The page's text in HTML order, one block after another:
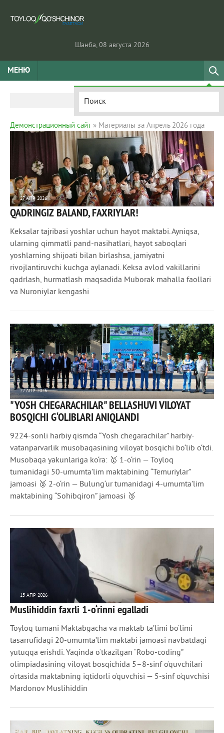
Шанба, 08 августа 2026
МЕНЮ
Демонстрационный сайт » Материалы за Апрель 2026 года
27 АПР 2026
266 0
QADRINGIZ BALAND, FAXRIYLAR!
Keksalar tajribasi yoshlar uchun hayot maktabi. Ayniqsa,
ularning qimmatli pand-nasihatlari, hayot saboqlari
yoshlarning shijoati bilan birlashsa, jamiyatni
rivojlantiruvchi kuchga aylanadi. Keksa avlod vakillarini
qadrlash, hurmatlash maqsadida Muborak mahalla faollari
va Nuroniylar kengashi
27 АПР 2026
272 0
"YOSH CHEGARACHILAR" BELLASHUVI VILOYAT
BOSQICHI G‘OLIBLARI ANIQLANDI
9224-sonli harbiy qismda “Yosh chegarachilar” harbiy-
vatanparvarlik musobaqasining viloyat bosqichi bo‘lib o‘tdi.
Musobaqa yakunlariga ko‘ra: 🥇 1-o‘rin — Toyloq
tumanidagi 50-umumta’lim maktabining “Temuriylar”
jamoasi 🥈 2-o‘rin — Bulung‘ur tumanidagi 4-umumta’lim
maktabining “Sohibqiron” jamoasi 🥉
15 АПР 2026
299 0
Muslihiddin faxrli 1-o‘rinni egalladi
Toyloq tumani Maktabgacha va maktab ta’limi bo‘limi
tasarrufidagi 20-umumta’lim maktabi jamoasi navbatdagi
yutuqqa erishdi. Yaqinda o‘tkazilgan “Robo-coding”
olimpiadasining viloyat bosqichida 5–8-sinf o‘quvchilari
o‘rtasida maktabning iqtidorli o‘quvchisi — 5-sinf o‘quvchisi
Mardonov Muslihiddin